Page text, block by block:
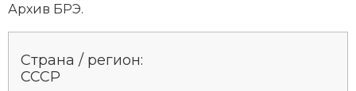
Архив БРЭ.
Страна / регион:
СССР